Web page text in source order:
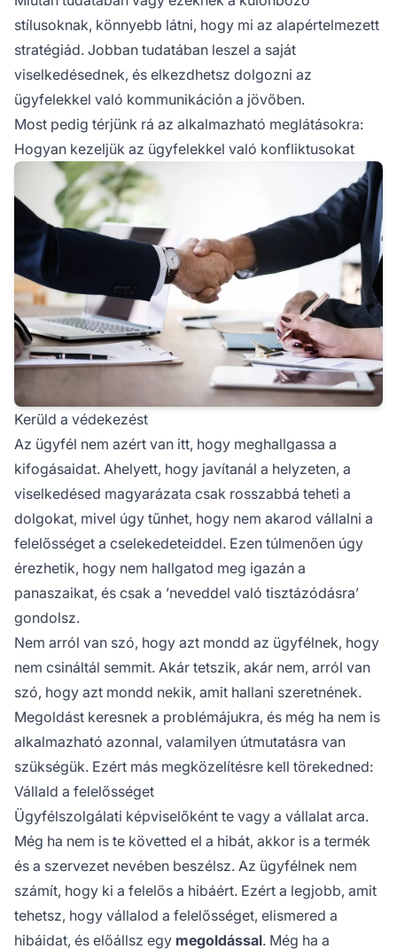
stílusoknak, könnyebb látni, hogy mi az alapértelmezett
stratégiád. Jobban tudatában leszel a saját
viselkedésednek, és elkezdhetsz dolgozni az
ügyfelekkel való kommunikáción a jövőben.
Most pedig térjünk rá az alkalmazható meglátásokra:
Hogyan kezeljük az ügyfelekkel való konfliktusokat
Kerüld a védekezést
Az ügyfél nem azért van itt, hogy meghallgassa a
kifogásaidat. Ahelyett, hogy javítanál a helyzeten, a
viselkedésed magyarázata csak rosszabbá teheti a
dolgokat, mivel úgy tűnhet, hogy nem akarod vállalni a
felelősséget a cselekedeteiddel. Ezen túlmenően úgy
érezhetik, hogy nem hallgatod meg igazán a
panaszaikat, és csak a ’neveddel való tisztázódásra’
gondolsz.
Nem arról van szó, hogy azt mondd az ügyfélnek, hogy
nem csináltál semmit. Akár tetszik, akár nem, arról van
szó, hogy azt mondd nekik, amit hallani szeretnének.
Megoldást keresnek a problémájukra, és még ha nem is
alkalmazható azonnal, valamilyen útmutatásra van
szükségük. Ezért más megközelítésre kell törekedned:
Vállald a felelősséget
Ügyfélszolgálati képviselőként te vagy a vállalat arca.
Még ha nem is te követted el a hibát, akkor is a termék
és a szervezet nevében beszélsz. Az ügyfélnek nem
számít, hogy ki a felelős a hibáért. Ezért a legjobb, amit
tehetsz, hogy vállalod a felelősséget, elismered a
hibáidat, és előállsz egy megoldással. Még ha a